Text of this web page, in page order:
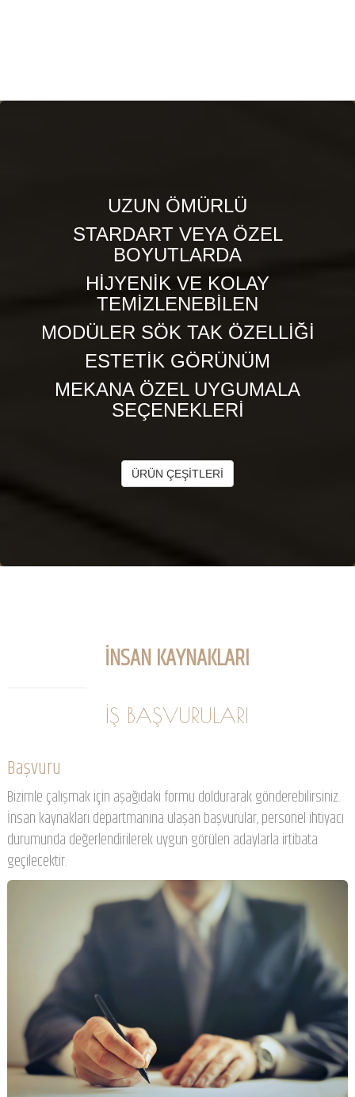
UZUN ÖMÜRLÜ
STARDART VEYA ÖZEL
BOYUTLARDA
HİJYENİK VE KOLAY
TEMİZLENEBİLEN
MODÜLER SÖK TAK ÖZELLİĞİ
ESTETİK GÖRÜNÜM
MEKANA ÖZEL UYGUMALA
SEÇENEKLERİ
ÜRÜN ÇEŞİTLERİ
İNSAN KAYNAKLARI
İŞ BAŞVURULARI
Başvuru
Bizimle çalışmak için aşağıdaki formu doldurarak gönderebilirsiniz.
İnsan kaynakları departmanına ulaşan başvurular, personel ihtiyacı
durumunda değerlendirilerek uygun görülen adaylarla irtibata
geçilecektir.